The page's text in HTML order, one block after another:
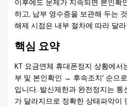
이후에도 문제가 지속되면 본인확
하고, 납부 영수증을 보관해 두는
해제 시점은 내부 절차에 따라 달
핵심 요약
KT 요금연체 휴대폰정지 상황에
부 및 본인확인 → 후속조치’ 순으
입니다. 발신제한과 완전정지는 통
가 달라지므로 정확한 상태파악이